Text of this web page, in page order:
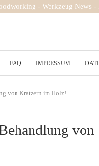
- Werkzeug News -
FAQ IMPRESSUM
von Kratzern im Holz!
von